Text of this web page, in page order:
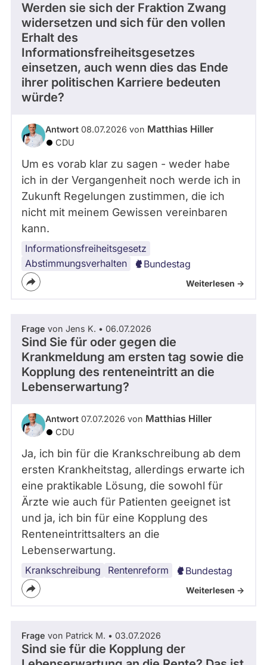
Werden sie sich der Fraktion Zwang
widersetzen und sich für den vollen
Erhalt des
Informationsfreiheitsgesetzes
einsetzen, auch wenn dies das Ende
ihrer politischen Karriere bedeuten
würde?
Antwort 08.07.2026 von Matthias Hiller
CDU
Um es vorab klar zu sagen - weder habe
ich in der Vergangenheit noch werde ich in
Zukunft Regelungen zustimmen, die ich
nicht mit meinem Gewissen vereinbaren
kann.
Informationsfreiheitsgesetz
Abstimmungsverhalten
Bundestag
Weiterlesen ->
Frage von Jens K. • 06.07.2026
Sind Sie für oder gegen die
Krankmeldung am ersten tag sowie die
Kopplung des renteneintritt an die
Lebenserwartung?
Antwort 07.07.2026 von Matthias Hiller
CDU
Ja, ich bin für die Krankschreibung ab dem
ersten Krankheitstag, allerdings erwarte ich
eine praktikable Lösung, die sowohl für
Ärzte wie auch für Patienten geeignet ist
und ja, ich bin für eine Kopplung des
Renteneintrittsalters an die
Lebenserwartung.
Krankschreibung Rentenreform Bundestag
Weiterlesen ->
Frage von Patrick M. • 03.07.2026
Sind sie für die Kopplung der